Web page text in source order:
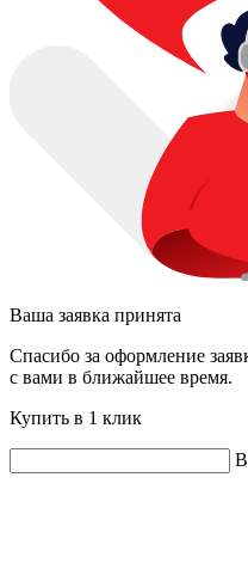
Ваша заявка принята
Спасибо за оформление
с вами в ближайшее время.
Купить в 1 клик